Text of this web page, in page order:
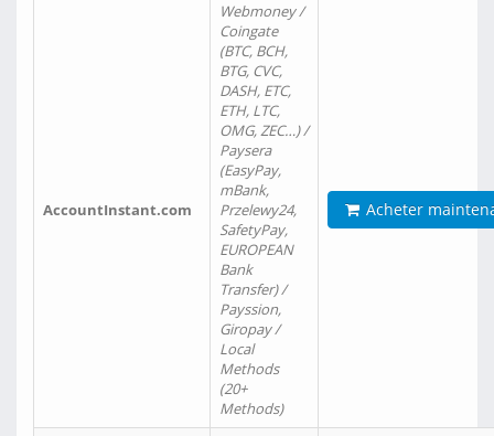
AccountInstant.com
Webmoney /
Coingate
(BTC, BCH,
BTG, CVC,
DASH, ETC,
ETH, LTC,
OMG, ZEC…) /
Paysera
(EasyPay,
mBank,
Przelewy24,
SafetyPay,
EUROPEAN
Bank
Transfer) /
Payssion,
Giropay /
Local
Methods
(20+
Methods)
Acheter